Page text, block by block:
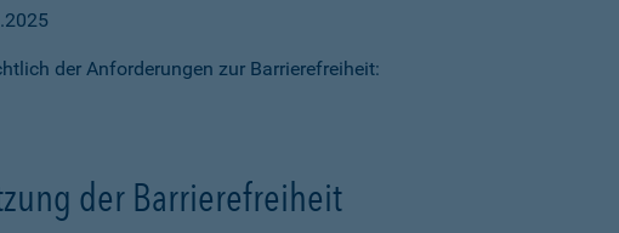
der Anforderungen zur Barrierefreiheit:
der Barrierefreiheit